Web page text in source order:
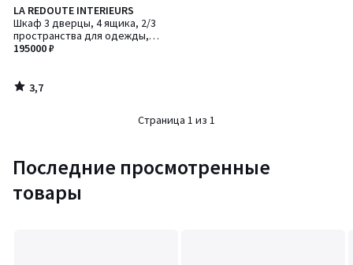
LA REDOUTE INTERIEURS
Шкаф 3 дверцы, 4 ящика, 2/3
пространства для одежды,
Lindley / Линдлей
195000 ₽
3,7
/ 5
3,7
/
Страница 1 из 1
Последние просмотренные
товары